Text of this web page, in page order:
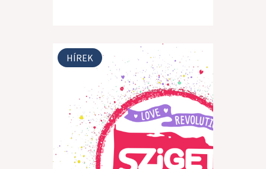
HÍREK